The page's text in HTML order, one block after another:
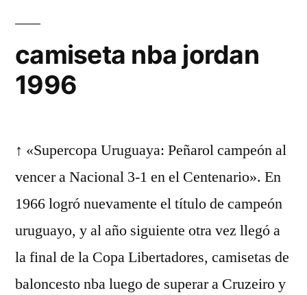
camiseta nba jordan
1996
↑ «Supercopa Uruguaya: Peñarol campeón al
vencer a Nacional 3-1 en el Centenario». En
1966 logró nuevamente el título de campeón
uruguayo, y al año siguiente otra vez llegó a
la final de la Copa Libertadores, camisetas de
baloncesto nba luego de superar a Cruzeiro y